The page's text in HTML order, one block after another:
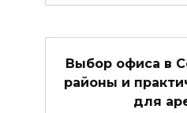
Выбор офиса в
районы и
для